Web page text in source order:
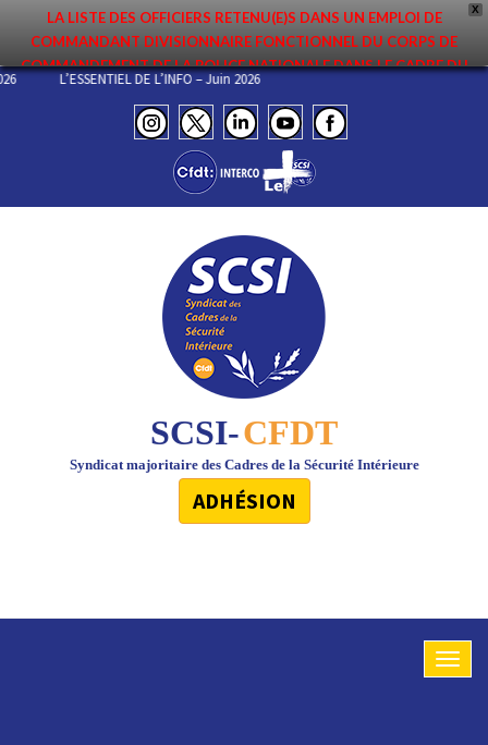
X
LA LISTE DES OFFICIERS RETENU(E)S DANS UN EMPLOI DE
COMMANDANT DIVISIONNAIRE FONCTIONNEL DU CORPS DE
COMMANDEMENT DE LA POLICE NATIONALE DANS LE CADRE DU
PREMIER MOUVEMENT 2026 A ÉTÉ DIFFUSÉE. ELLE EST DISPONIBLE EN
PAGES PROTÉGÉES DU SITE. FÉLICITATIONS AUX NOMMÉ(E)S !
2026 L’ESSENTIEL DE L’INFO – Juin 2026
SCSI-CFDT
Syndicat majoritaire des Cadres de la Sécurité Intérieure
ADHÉSION